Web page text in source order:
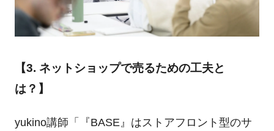
【3. ネットショップで売るための工夫と
は？】
yukino講師「『BASE』はストアフロント型のサ